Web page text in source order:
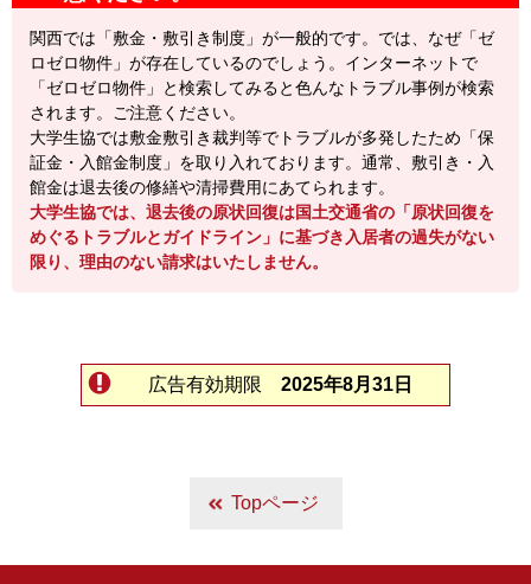
関西では「敷金・敷引き制度」が一般的です。では、なぜ「ゼ
ロゼロ物件」が存在しているのでしょう。インターネットで
「ゼロゼロ物件」と検索してみると色んなトラブル事例が検索
されます。ご注意ください。
大学生協では敷金敷引き裁判等でトラブルが多発したため「保
証金・入館金制度」を取り入れております。通常、敷引き・入
館金は退去後の修繕や清掃費用にあてられます。
大学生協では、退去後の原状回復は国土交通省の「原状回復を
めぐるトラブルとガイドライン」に基づき入居者の過失がない
限り、理由のない請求はいたしません。
広告有効期限 2025年8月31日
Topページ